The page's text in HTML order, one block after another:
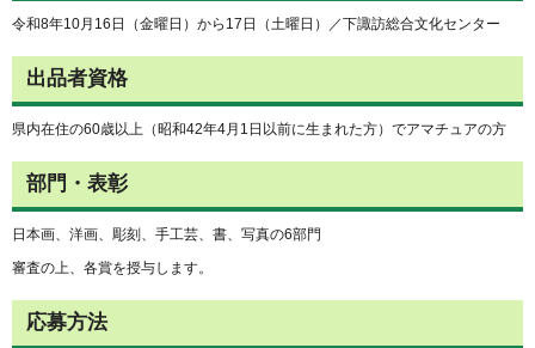
令和8年10月16日（金曜日）から17日（土曜日）／下諏訪総合文化センター
出品者資格
県内在住の60歳以上（昭和42年4月1日以前に生まれた方）でアマチュアの方
部門・表彰
日本画、洋画、彫刻、手工芸、書、写真の6部門
審査の上、各賞を授与します。
応募方法